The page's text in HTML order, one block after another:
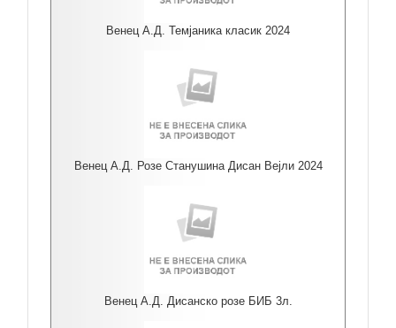
Венец А.Д. Темјаника класик 2024
Венец А.Д. Розе Станушина Дисан Вејли 2024
Венец А.Д. Дисанско розе БИБ 3л.